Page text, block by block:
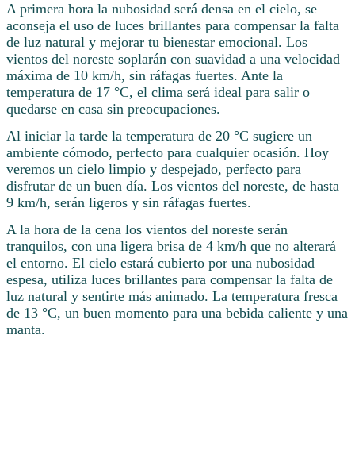
A primera hora la nubosidad será densa en el cielo, se
aconseja el uso de luces brillantes para compensar la falta
de luz natural y mejorar tu bienestar emocional. Los
vientos del noreste soplarán con suavidad a una velocidad
máxima de 10 km/h, sin ráfagas fuertes. Ante la
temperatura de 17 °C, el clima será ideal para salir o
quedarse en casa sin preocupaciones.
Al iniciar la tarde la temperatura de 20 °C sugiere un
ambiente cómodo, perfecto para cualquier ocasión. Hoy
veremos un cielo limpio y despejado, perfecto para
disfrutar de un buen día. Los vientos del noreste, de hasta
9 km/h, serán ligeros y sin ráfagas fuertes.
A la hora de la cena los vientos del noreste serán
tranquilos, con una ligera brisa de 4 km/h que no alterará
el entorno. El cielo estará cubierto por una nubosidad
espesa, utiliza luces brillantes para compensar la falta de
luz natural y sentirte más animado. La temperatura fresca
de 13 °C, un buen momento para una bebida caliente y una
manta.